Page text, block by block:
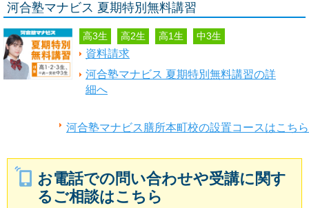
河合塾マナビス膳所本町校の設置コースはこちら
河合塾マナビス 夏期特別無料講習
高3生 高2生 高1生 中3生
資料請求
河合塾マナビス 夏期特別無料講習の詳
細へ
お電話での問い合わせや受講に関す
るご相談はこちら